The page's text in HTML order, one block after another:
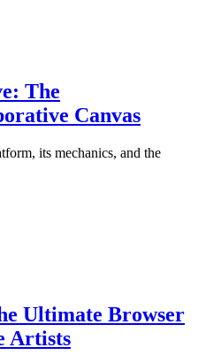
The
Canvas
its mechanics, and the
Ultimate Browser
Artists